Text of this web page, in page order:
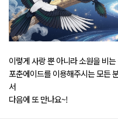
이렇게 사랑 뿐 아니라 소원을 비
포춘에이드를 이용해주시는 모든
서
다음에 또 만나요~!